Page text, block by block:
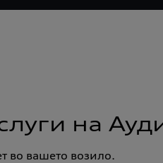
на
во вашето возило.